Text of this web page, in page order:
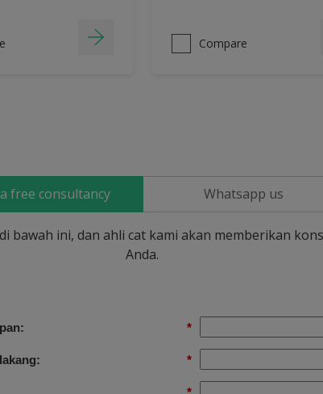
Compare
free consultancy Whatsapp us
bawah ini, dan ahli cat kami akan memberikan
Anda.